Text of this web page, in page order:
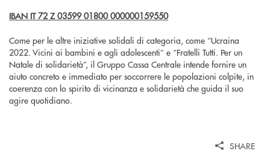
IBAN IT 72 Z 03599 01800 000000159550
Come per le altre iniziative solidali di categoria, come “Ucraina
2022. Vicini ai bambini e agli adolescenti” e “Fratelli Tutti. Per un
Natale di solidarietà”, il Gruppo Cassa Centrale intende fornire un
aiuto concreto e immediato per soccorrere le popolazioni colpite, in
coerenza con lo spirito di vicinanza e solidarietà che guida il suo
agire quotidiano.
SHARE